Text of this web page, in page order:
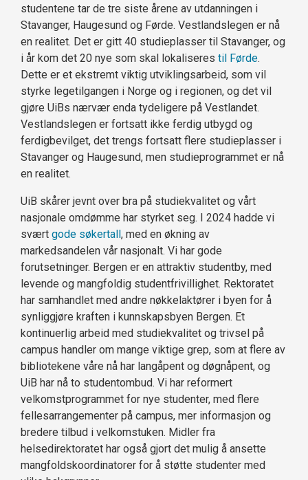
studentene tar de tre siste årene av utdanningen i
Stavanger, Haugesund og Førde. Vestlandslegen er nå
en realitet. Det er gitt 40 studieplasser til Stavanger, og
i år kom det 20 nye som skal lokaliseres til Førde.
Dette er et ekstremt viktig utviklingsarbeid, som vil
styrke legetilgangen i Norge og i regionen, og det vil
gjøre UiBs nærvær enda tydeligere på Vestlandet.
Vestlandslegen er fortsatt ikke ferdig utbygd og
ferdigbevilget, det trengs fortsatt flere studieplasser i
Stavanger og Haugesund, men studieprogrammet er nå
en realitet.
UiB skårer jevnt over bra på studiekvalitet og vårt
nasjonale omdømme har styrket seg. I 2024 hadde vi
svært gode søkertall , med en økning av
markedsandelen vår nasjonalt. Vi har gode
forutsetninger. Bergen er en attraktiv studentby, med
levende og mangfoldig studentfrivillighet. Rektoratet
har samhandlet med andre nøkkelaktører i byen for å
synliggjøre kraften i kunnskapsbyen Bergen. Et
kontinuerlig arbeid med studiekvalitet og trivsel på
campus handler om mange viktige grep, som at flere av
bibliotekene våre nå har langåpent og døgnåpent, og
UiB har nå to studentombud. Vi har reformert
velkomstprogrammet for nye studenter, med flere
fellesarrangementer på campus, mer informasjon og
bredere tilbud i velkomstuken. Midler fra
helsedirektoratet har også gjort det mulig å ansette
mangfoldskoordinatorer for å støtte studenter med